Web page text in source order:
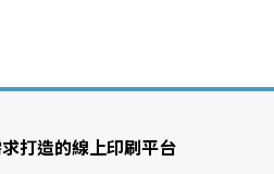
打造的線上印刷平台